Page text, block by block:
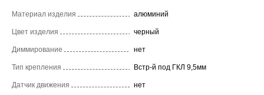
Материал изделия алюминий
Цвет изделия черный
Диммирование нет
Тип крепления Встр-й под ГКЛ 9,5мм
Датчик движения нет